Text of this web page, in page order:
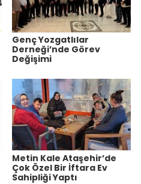
Genç Yozgatlılar
Derneği’nde Görev
Değişimi
Metin Kale Ataşehir’de
Çok Özel Bir İftara Ev
Sahipliği Yaptı